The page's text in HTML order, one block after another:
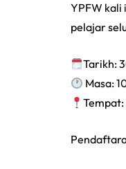
YPFW kali
pelajar
Tarikh:
Masa:
Tempat: